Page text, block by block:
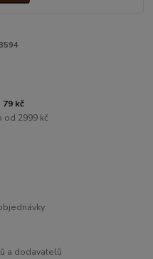
79 kč
od 2999 kč
a dodavatelů